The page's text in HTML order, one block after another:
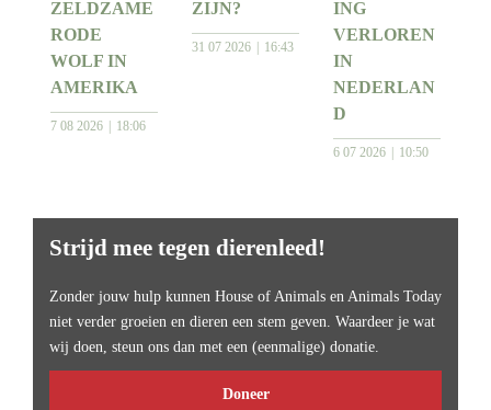
ZELDZAME
RODE
WOLF IN
AMERIKA
7 08 2026 18:06
ZIJN?
31 07 2026 16:43
ING
VERLOREN
IN
NEDERLAN
D
6 07 2026 10:50
Strijd mee tegen dierenleed!
Zonder jouw hulp kunnen House of Animals en Animals Today
niet verder groeien en dieren een stem geven. Waardeer je wat
wij doen, steun ons dan met een (eenmalige) donatie.
Doneer